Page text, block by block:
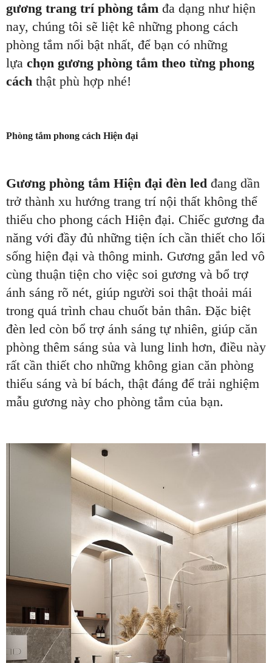
gương trang trí phòng tắm đa dạng như hiện
nay, chúng tôi sẽ liệt kê những phong cách
phòng tắm nổi bật nhất, để bạn có những
lựa chọn gương phòng tắm theo từng phong
cách thật phù hợp nhé!
Phòng tắm phong cách Hiện đại
Gương phòng tắm Hiện đại đèn led đang dần
trở thành xu hướng trang trí nội thất không thể
thiếu cho phong cách Hiện đại. Chiếc gương đa
năng với đầy đủ những tiện ích cần thiết cho lối
sống hiện đại và thông minh. Gương gắn led vô
cùng thuận tiện cho việc soi gương và bổ trợ
ánh sáng rõ nét, giúp người soi thật thoải mái
trong quá trình chau chuốt bản thân. Đặc biệt
đèn led còn bổ trợ ánh sáng tự nhiên, giúp căn
phòng thêm sáng sủa và lung linh hơn, điều này
rất cần thiết cho những không gian căn phòng
thiếu sáng và bí bách, thật đáng để trải nghiệm
mẫu gương này cho phòng tắm của bạn.